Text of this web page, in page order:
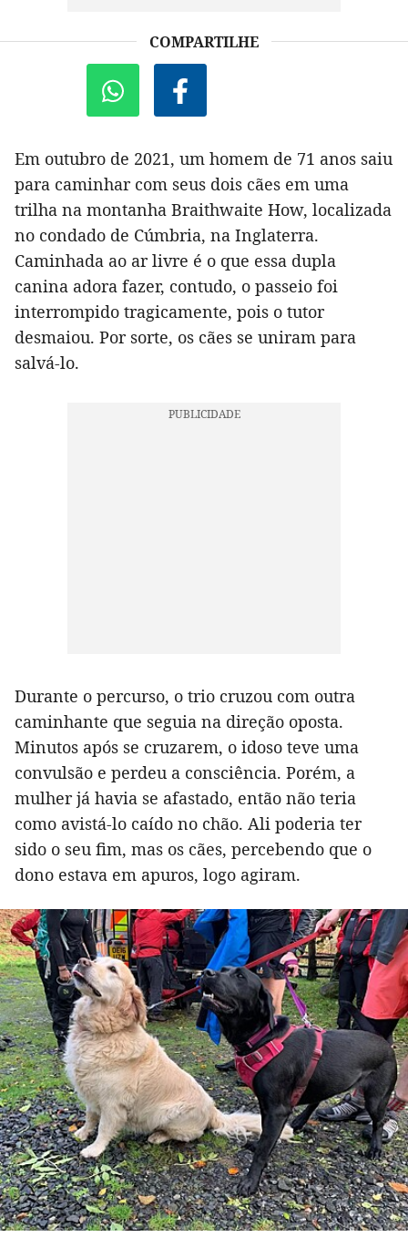
COMPARTILHE
Em outubro de 2021, um homem de 71 anos saiu
para caminhar com seus dois cães em uma
trilha na montanha Braithwaite How, localizada
no condado de Cúmbria, na Inglaterra.
Caminhada ao ar livre é o que essa dupla
canina adora fazer, contudo, o passeio foi
interrompido tragicamente, pois o tutor
desmaiou. Por sorte, os cães se uniram para
salvá-lo.
Durante o percurso, o trio cruzou com outra
caminhante que seguia na direção oposta.
Minutos após se cruzarem, o idoso teve uma
convulsão e perdeu a consciência. Porém, a
mulher já havia se afastado, então não teria
como avistá-lo caído no chão. Ali poderia ter
sido o seu fim, mas os cães, percebendo que o
dono estava em apuros, logo agiram.